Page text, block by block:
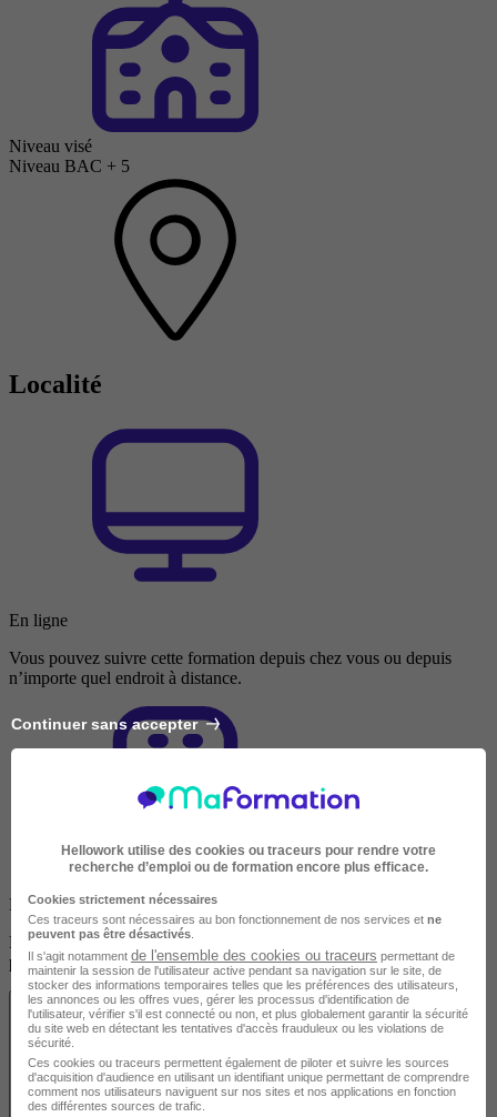
Niveau visé
Niveau BAC + 5
Localité
En ligne
Vous pouvez suivre cette formation depuis chez vous ou depuis
n’importe quel endroit à distance.
En présentiel
Découvrez les localités disponibles pour suivre cette formation en
présentiel.
Continuer sans accepter
Hellowork utilise des cookies ou traceurs pour rendre votre
recherche d’emploi ou de formation encore plus efficace.
Cookies strictement nécessaires
Ces traceurs sont nécessaires au bon fonctionnement de nos services et ne
peuvent pas être désactivés
Il s'agit notamment de l'ensemble des cookies ou traceurs permettant de
maintenir la session de l'utilisateur active pendant sa navigation sur le site, de
stocker des informations temporaires telles que les préférences des utilisateurs,
les annonces ou les offres vues, gérer les processus d'identification de
l'utilisateur, vérifier s'il est connecté ou non, et plus globalement garantir la sécurité
du site web en détectant les tentatives d'accès frauduleux ou les violations de
sécurité.
Ces cookies ou traceurs permettent également de piloter et suivre les sources
d'acquisition d'audience en utilisant un identifiant unique permettant de comprendre
comment nos utilisateurs naviguent sur nos sites et nos applications en fonction
des différentes sources de trafic.